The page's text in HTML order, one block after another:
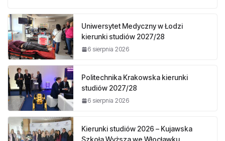
Uniwersytet Medyczny w Łodzi
kierunki studiów 2027/28
6 sierpnia 2026
Politechnika Krakowska kierunki
studiów 2027/28
6 sierpnia 2026
Kierunki studiów 2026 – Kujawska